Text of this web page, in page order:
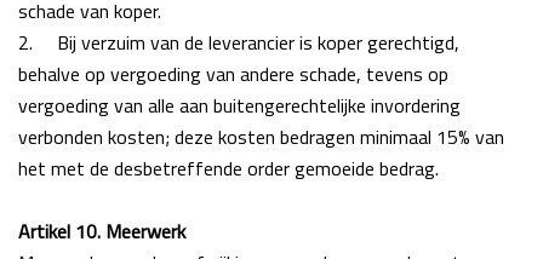
schade van koper.
2.
Bij verzuim van de leverancier is koper gerechtigd,
behalve op vergoeding van andere schade, tevens op
vergoeding van alle aan buitengerechtelijke invordering
verbonden kosten; deze kosten bedragen minimaal 15% van
het met de desbetreffende order gemoeide bedrag.
Artikel 10. Meerwerk